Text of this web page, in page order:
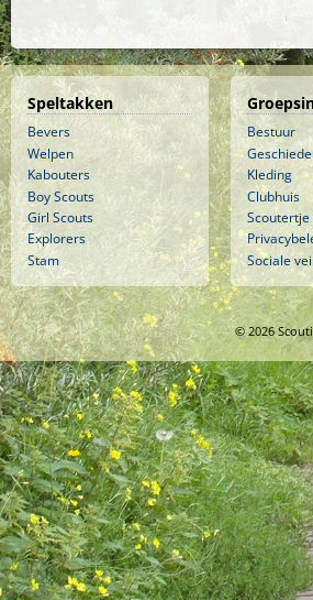
Speltakken
Bevers
Welpen
Kabouters
Boy Scouts
Girl Scouts
Explorers
Stam
Bestuur
Kleding
Clubhuis
Scoutertje
Sociale
© 2026